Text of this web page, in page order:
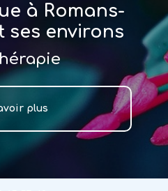
à Romans-
ses environs
plus